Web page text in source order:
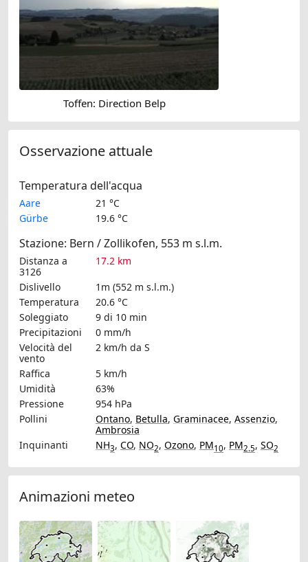
Toffen: Direction Belp
Osservazione attuale
Temperatura dell'acqua
Aare
21 °C
Gürbe
19.6 °C
Stazione: Bern / Zollikofen, 553 m s.l.m.
Distanza a
3126
17.2 km
Dislivello
1m (552 m s.l.m.)
Temperatura
20.6 °C
Soleggiato
9 di 10 min
Precipitazioni
0 mm/h
Velocità del
vento
2 km/h da S
Raffica
5 km/h
Umidità
63%
Pressione
954 hPa
Pollini
Ontano, Betulla, Graminacee, Assenzio,
Ambrosia
Inquinanti
NH3, CO, NO2, Ozono, PM10, PM2.5, SO2
Animazioni meteo